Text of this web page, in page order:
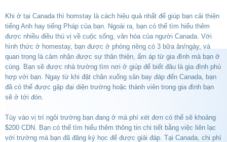
Khi ở tại Canada thì homstay là cách hiệu quả nhất để giúp bạn cải thiện
tiếng Anh hay tiếng Pháp của bạn. Ngoài ra, bạn có thể tìm hiểu thêm
được nhiều điều thú vị về cuộc sống, văn hóa của người Canada. Với
hình thức ở homestay, bạn được ở phòng riêng có 3 bữa ăn/ngày, và
quan trọng là cảm nhận được sự thân thiện, ấm áp từ gia đình mà bạn ở
cùng. Bạn sẽ được nhà trường tìm nơi ở giúp để biết đâu là gia đình phù
hợp với bạn. Ngay từ khi đặt chân xuống sân bay đáp đến Canada, bạn
đã có thể được gặp đại diện trường hoặc thành viên trong gia đình bạn
sẽ ở tới đón.
Tùy vào vị trí ngôi trường bạn đang ở mà phí xét đơn có thể sẽ khoảng
$200 CDN. Bạn có thể tìm hiểu thêm thông tin chi tiết bằng việc liên lạc
với trường mà bạn đã đăng ký học để được giải đáp. Tại Canada, chi phí